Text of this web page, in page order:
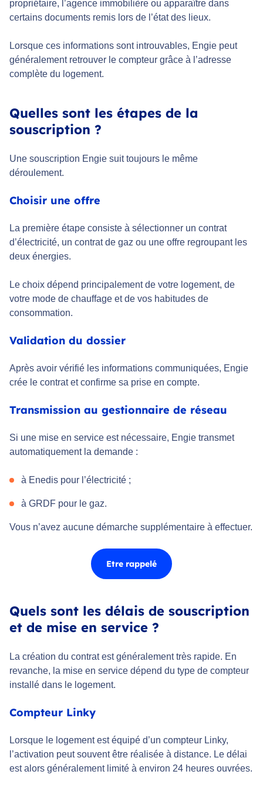
propriétaire, l’agence immobilière ou apparaître dans
certains documents remis lors de l’état des lieux.
Lorsque ces informations sont introuvables, Engie peut
généralement retrouver le compteur grâce à l’adresse
complète du logement.
Quelles sont les étapes de la
souscription ?
Une souscription Engie suit toujours le même
déroulement.
Choisir une offre
La première étape consiste à sélectionner un contrat
d’électricité, un contrat de gaz ou une offre regroupant les
deux énergies.
Le choix dépend principalement de votre logement, de
votre mode de chauffage et de vos habitudes de
consommation.
Validation du dossier
Après avoir vérifié les informations communiquées, Engie
crée le contrat et confirme sa prise en compte.
Transmission au gestionnaire de réseau
Si une mise en service est nécessaire, Engie transmet
automatiquement la demande :
à Enedis pour l’électricité ;
à GRDF pour le gaz.
Vous n’avez aucune démarche supplémentaire à effectuer.
Etre rappelé
Quels sont les délais de souscription
et de mise en service ?
La création du contrat est généralement très rapide. En
revanche, la mise en service dépend du type de compteur
installé dans le logement.
Compteur Linky
Lorsque le logement est équipé d’un compteur Linky,
l’activation peut souvent être réalisée à distance. Le délai
est alors généralement limité à environ 24 heures ouvrées.